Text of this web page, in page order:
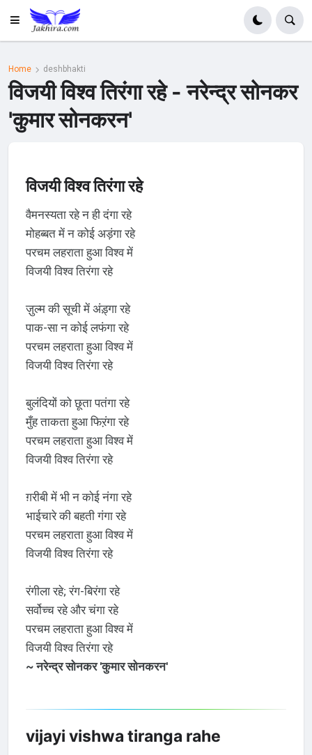
Home deshbhakti
विजयी विश्व तिरंगा रहे - नरेन्द्र सोनकर
'कुमार सोनकरन'
विजयी विश्व तिरंगा रहे
वैमनस्यता रहे न ही दंगा रहे
मोहब्बत में न कोई अड़ंगा रहे
परचम लहराता हुआ विश्व में
विजयी विश्व तिरंगा रहे
ज़ुल्म की सूची में अंड़्गा रहे
पाक-सा न कोई लफंगा रहे
परचम लहराता हुआ विश्व में
विजयी विश्व तिरंगा रहे
बुलंदियों को छूता पतंगा रहे
मुँह ताकता हुआ फिऱंगा रहे
परचम लहराता हुआ विश्व में
विजयी विश्व तिरंगा रहे
ग़रीबी में भी न कोई नंगा रहे
भाईचारे की बहती गंगा रहे
परचम लहराता हुआ विश्व में
विजयी विश्व तिरंगा रहे
रंगीला रहे; रंग-बिरंगा रहे
सर्वोच्च रहे और चंगा रहे
परचम लहराता हुआ विश्व में
विजयी विश्व तिरंगा रहे
~ नरेन्द्र सोनकर 'कुमार सोनकरन'
vijayi vishwa tiranga rahe